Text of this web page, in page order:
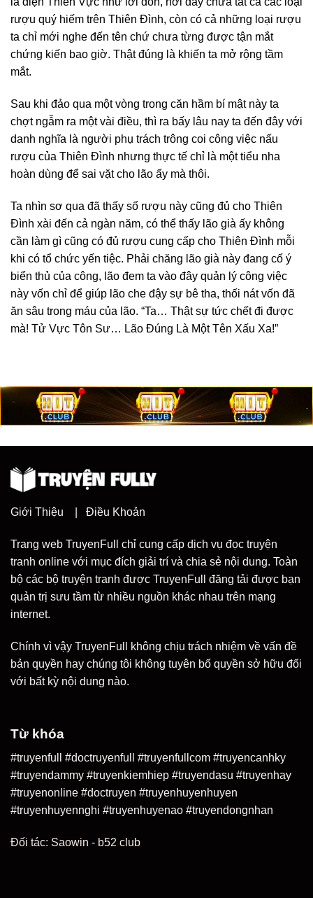
rượu quý hiếm trên Thiên Đình, còn có cả những loại rượu
ta chỉ mới nghe đến tên chứ chưa từng được tận mắt
chứng kiến bao giờ. Thật đúng là khiến ta mở rộng tầm
mắt.
Sau khi đảo qua một vòng trong căn hầm bí mật này ta
chợt ngẫm ra một vài điều, thì ra bấy lâu nay ta đến đây với
danh nghĩa là người phụ trách trông coi công việc nấu
rượu của Thiên Đình nhưng thực tế chỉ là một tiểu nha
hoàn dùng để sai vặt cho lão ấy mà thôi.
Ta nhìn sơ qua đã thấy số rượu này cũng đủ cho Thiên
Đình xài đến cả ngàn năm, có thể thấy lão già ấy không
cần làm gì cũng có đủ rượu cung cấp cho Thiên Đình mỗi
khi có tổ chức yến tiệc. Phải chăng lão già này đang cố ý
biển thủ của công, lão đem ta vào đây quản lý công việc
này vốn chỉ để giúp lão che đậy sự bê tha, thối nát vốn đã
ăn sâu trong máu của lão. “Ta… Thật sự tức chết đi được
mà! Tử Vực Tôn Sư… Lão Đúng Là Một Tên Xấu Xa!”
Giới Thiệu Điều Khoản
Trang web TruyenFull chỉ cung cấp dịch vụ đọc truyện
tranh online với mục đích giải trí và chia sẻ nội dung. Toàn
bộ các bộ truyện tranh được TruyenFull đăng tải được bạn
quản trị sưu tầm từ nhiều nguồn khác nhau trên mạng
internet.
Chính vì vậy TruyenFull không chịu trách nhiệm về vấn đề
bản quyền hay chúng tôi không tuyên bố quyền sở hữu đối
với bất kỳ nội dung nào.
Từ khóa
#truyenfull #doctruyenfull #truyenfullcom #truyencanhky
#truyendammy #truyenkiemhiep #truyendasu #truyenhay
#truyenonline #doctruyen #truyenhuyenhuyen
#truyenhuyennghi #truyenhuyenao #truyendongnhan
Đối tác: Saowin - b52 club